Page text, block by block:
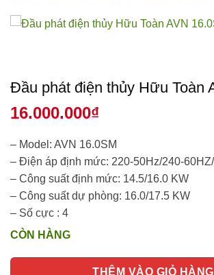
Đầu phát điện thủy Hữu Toàn
16.000.000₫
– Model: AVN 16.0SM
– Điện áp định mức: 220-50Hz/240-
– Công suất định mức: 14.5/16.0 KW
– Công suất dự phòng: 16.0/17.5 KW
– Số cực : 4
CÒN HÀNG
THÊM VÀO GIỎ HÀNG